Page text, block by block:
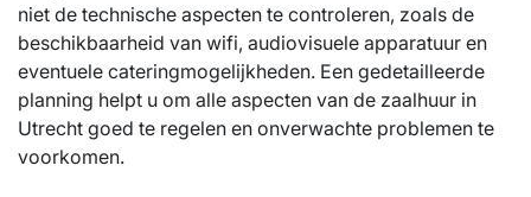
niet de technische aspecten te controleren, zoals de
beschikbaarheid van wifi, audiovisuele apparatuur en
eventuele cateringmogelijkheden. Een gedetailleerde
planning helpt u om alle aspecten van de zaalhuur in
Utrecht goed te regelen en onverwachte problemen te
voorkomen.